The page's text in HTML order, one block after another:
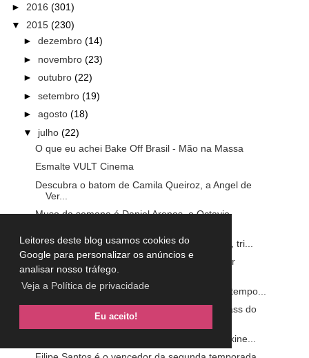
Leitores deste blog usamos cookies do
Google para personalizar os anúncios e
analisar nosso tráfego.
Veja a Política de privacidade
Eu aceito!
► 2016 (301)
▼ 2015 (230)
► dezembro (14)
► novembro (23)
► outubro (22)
► setembro (19)
► agosto (18)
▼ julho (22)
O que eu achei Bake Off Brasil - Mão na Massa
Esmalte VULT Cinema
Descubra o batom de Camila Queiroz, a Angel de
Ver...
Muso da semana é Daniel Arenas, o Octavio
Playlist da Lulu: Sentimental - Los Hermanos, tri...
Shampoo e Condicionador Felps Xcolor Color
Protec...
Brincos de argola voltam a ser tendência da tempo...
Muso da semana é Ed Westwick, o Chuck Bass do
Playlist da Lulu: Ghosts and Creatures - Telekine...